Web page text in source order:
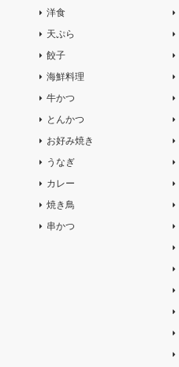
洋食
天ぷら
餃子
海鮮料理
牛かつ
とんかつ
お好み焼き
うなぎ
カレー
焼き鳥
串かつ